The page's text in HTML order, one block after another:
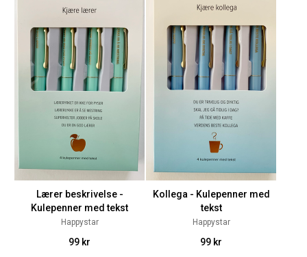
Lærer beskrivelse -
Kulepenner med tekst
Happystar
99 kr
Kollega - Kulepenner med
tekst
Happystar
99 kr